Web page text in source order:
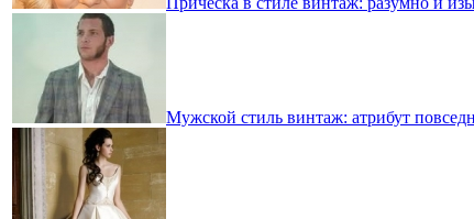
Мужской стиль винтаж: атрибут